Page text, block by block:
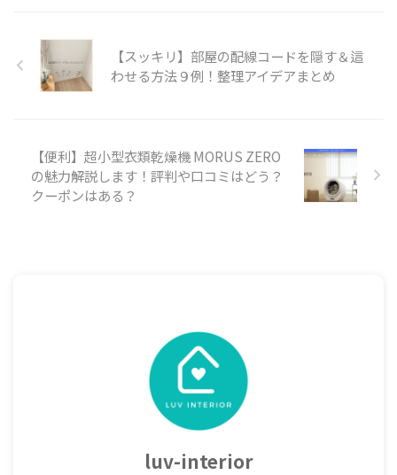
【スッキリ】部屋の配線コードを隠す＆這
わせる方法９例！整理アイデアまとめ
【便利】超小型衣類乾燥機 MORUS ZERO
の魅力解説します！評判や口コミはどう？
クーポンはある？
luv-interior